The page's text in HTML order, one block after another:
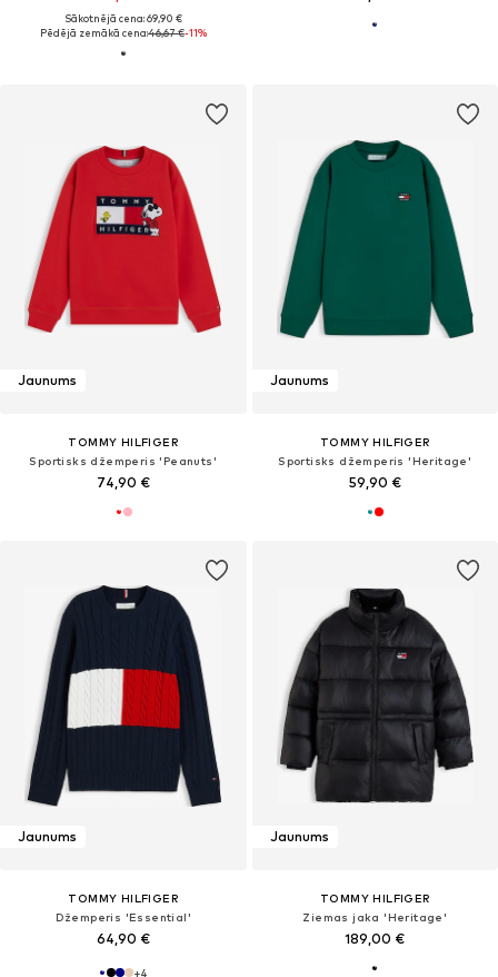
Sākotnējā cena: 69,90 €
Pēdējā zemākā cena:46,67 €-11%
Jaunums
TOMMY HILFIGER
Sportisks džemperis 'Peanuts'
74,90 €
Jaunums
TOMMY HILFIGER
Sportisks džemperis 'Heritage'
59,90 €
Jaunums
TOMMY HILFIGER
Džemperis 'Essential'
64,90 €
+4
Jaunums
TOMMY HILFIGER
Ziemas jaka 'Heritage'
189,00 €